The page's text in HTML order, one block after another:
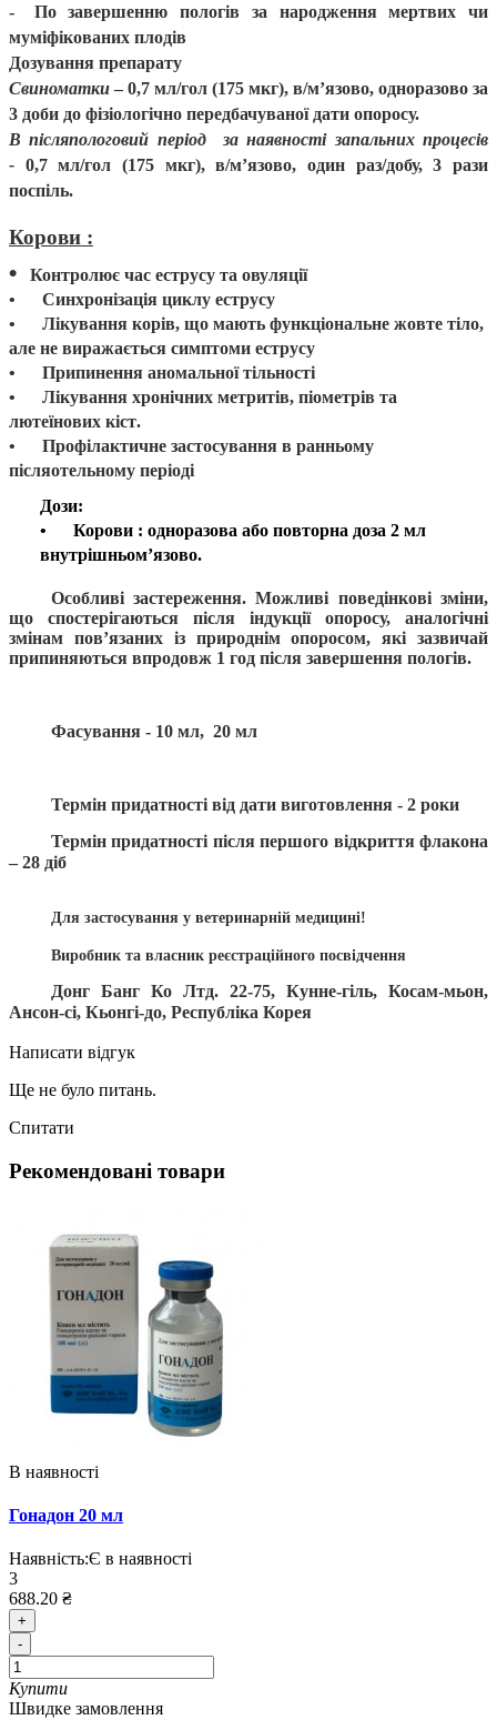
-
По завершенню пологів за народження мертвих чи
муміфікованих плодів
Дозування препарату
Свиноматки – 0,7 мл/гол (175 мкг), в/м’язово, одноразово за
3 доби до фізіологічно передбачуваної дати опоросу.
В післяпологовий період за наявності запальних процесів
- 0,7 мл/гол (175 мкг), в/м’язово, один раз/добу, 3 рази
поспіль.
Корови :
•
Контролює час еструсу та овуляції
•
Синхронізація циклу еструсу
•
Лікування корів, що мають функціональне жовте тіло,
але не виражається симптоми еструсу
•
Припинення аномальної тільності
•
Лікування хронічних метритів, піометрів та
лютеїнових кіст.
•
Профілактичне застосування в ранньому
післяотельному періоді
Дози:
•
Корови :одноразова або повторна доза 2 мл
внутрішньом’язово.
Особливі застереження.Можливі поведінкові зміни,
що спостерігаються після індукції опоросу, аналогічні
змінам пов’язаних із природнім опоросом, які зазвичай
припиняються впродовж 1 год після завершення пологів.
Фасування - 10 мл, 20 мл
Термін придатності від дати виготовлення - 2 роки
Термін придатності після першого відкриття флакона
– 28 діб
Для застосування у ветеринарній медицині!
Виробник та власник реєстраційного посвідчення
Донг Банг Ко Лтд. 22-75, Кунне-гіль, Косам-мьон,
Ансон-сі, Кьонгі-до, Республіка Корея
Написати відгук
Ще не було питань.
Спитати
Рекомендовані товари
В наявності
Гонадон 20 мл
Наявність:Є в наявності
3
688.20 ₴
+
-
Купити
Швидке замовлення